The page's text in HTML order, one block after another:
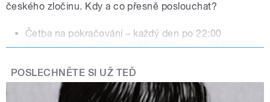
českého zločinu. Kdy a co přesně poslouchat?
Četba na pokračování – každý den po 22:00
Rozhlasová hra – sobota 13:00 a neděle 20:00
Soutěž Pátračka – v týdnu od 29. června (Každý
týden sehraje o jeden z devíti pobytů pro dva na dvě
noci v luxusním hotelu v Karlových Varech
POSLECHNĚTE SI UŽ TEĎ